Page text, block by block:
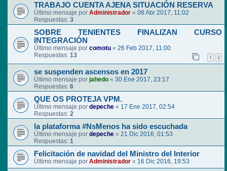
TRABAJO CUENTA AJENA SITUACIÓN RESERVA
Último mensaje por Administrador « 08 Abr 2017, 11:02
Respuestas: 3
SOBRE TENIENTES FINALIZAN CURSO
INTEGRACIÓN
Último mensaje por comotu « 26 Feb 2017, 11:00
Respuestas: 13 1 2
se suspenden ascensos en 2017
Último mensaje por jahedo « 30 Ene 2017, 23:17
Respuestas: 6
QUE OS PROTEJA VPM.
Último mensaje por depeche « 17 Ene 2017, 02:54
Respuestas: 2
la plataforma #NsMenos ha sido escuchada
Último mensaje por depeche « 21 Dic 2016, 01:53
Respuestas: 1
Felicitación de navidad del Ministro del Interior
Último mensaje por Administrador « 16 Dic 2016, 19:53